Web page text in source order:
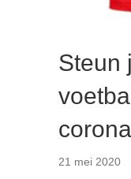
Steun
21 mei 2020